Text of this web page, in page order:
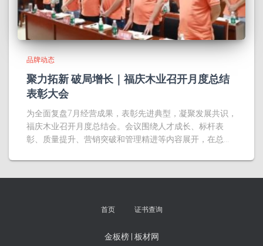
品牌动态
聚力拓新 破局增长｜福庆木业召开月度总结
表彰大会
为全面复盘7月经营成果，表彰先进典型，凝聚发展共识，
福庆木业召开月度总结会。会议围绕人才成长、标杆表
彰、质量提升、营销突破和管理精进等内容展开，在总…
首页 证书查询
金板榜| 板材网